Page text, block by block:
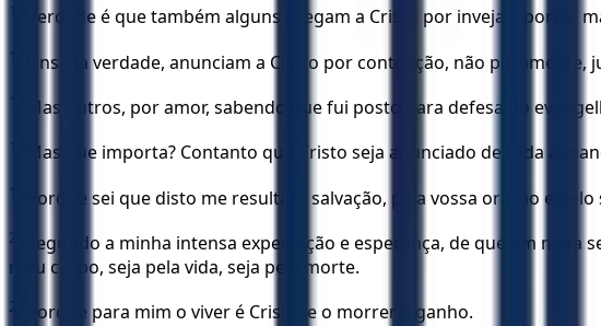
15 Verdade é que também alguns pregam a Cristo por inveja e porfia,
16 Uns, na verdade, anunciam a Cristo por contenção, não puramente,
17 Mas outros, por amor, sabendo que fui posto para defesa do
18 Mas que importa? Contanto que Cristo seja anunciado de toda a
19 Porque sei que disto me resultará salvação, pela vossa oração e
20
Segundo a minha intensa expectação e esperança, de que em
meu corpo, seja pela vida, seja pela morte.
21 Porque para mim o viver é Cristo, e o morrer é ganho.